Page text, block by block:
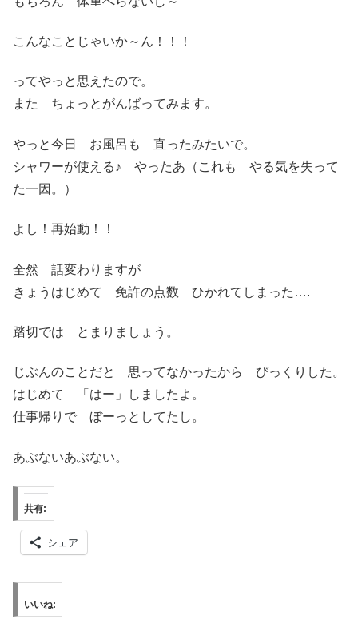
こんなことじゃいか～ん！！！
ってやっと思えたので。
また ちょっとがんばってみます。
やっと今日 お風呂も 直ったみたいで。
シャワーが使える♪ やったあ（これも やる気を失って
た一因。）
よし！再始動！！
全然 話変わりますが
きょうはじめて 免許の点数 ひかれてしまった….
踏切では とまりましょう。
じぶんのことだと 思ってなかったから びっくりした。
はじめて 「はー」しましたよ。
仕事帰りで ぼーっとしてたし。
あぶないあぶない。
共有:
シェア
いいね: